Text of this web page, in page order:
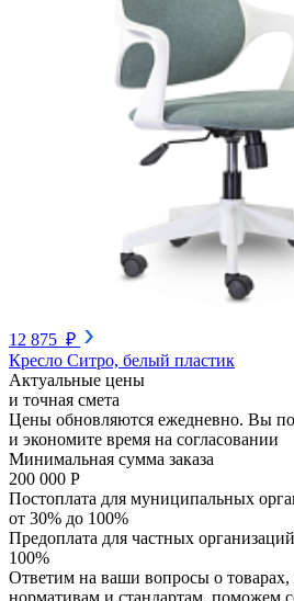
12 875 ₽
Кресло Ситро, белый пластик
Актуальные цены
и точная смета
Цены обновляются ежедневно. Вы
и экономите время на согласовании
Минимальная сумма заказа
200 000 Р
Постоплата для муниципальных
от 30% до 100%
Предоплата для частных организаций
100%
Ответим на ваши вопросы о товарах,
нормативам и стандартам, поможем